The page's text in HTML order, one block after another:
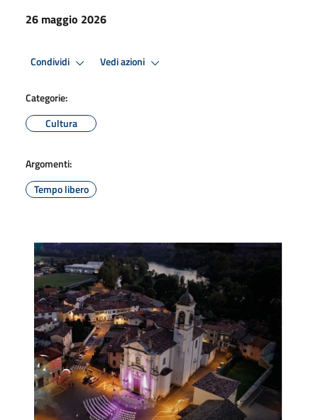
26 maggio 2026
Condividi Vedi azioni
Categorie:
Cultura
Argomenti:
Tempo libero